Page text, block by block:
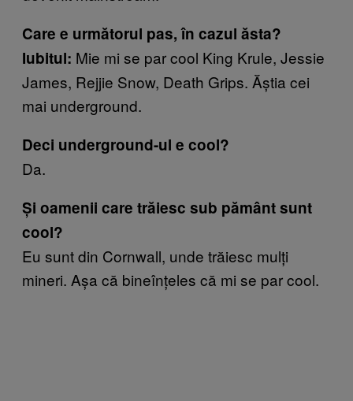
Care e următorul pas, în cazul ăsta?
Iubitul: Mie mi se par cool King Krule, Jessie
James, Rejjie Snow, Death Grips. Ăștia cei
mai underground.
Deci underground-ul e cool?
Da.
Și oamenii care trăiesc sub pământ sunt
cool?
Eu sunt din Cornwall, unde trăiesc mulți
mineri. Așa că bineînțeles că mi se par cool.